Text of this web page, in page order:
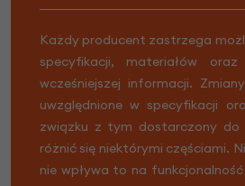
Każdy producent zastrzega
specyfikacji, materiałów
wcześniejszej informacji.
uwzględnione w specyfikacji
związku z tym dostarczony do
różnić się niektórymi częściami.
nie wpływa to na